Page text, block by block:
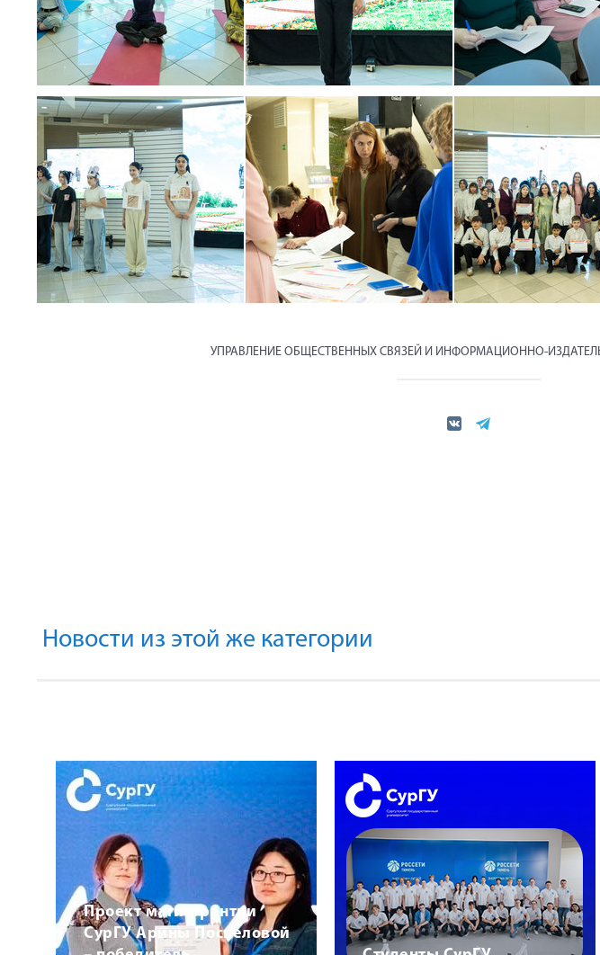
УПРАВЛЕНИЕ ОБЩЕСТВЕННЫХ СВЯЗЕЙ И ИНФОРМАЦИОННО-
Новости из этой же категории
Проект магистрантки
СурГУ Арины Поспеловой